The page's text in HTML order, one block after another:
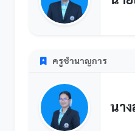
ครูชำนาญการ